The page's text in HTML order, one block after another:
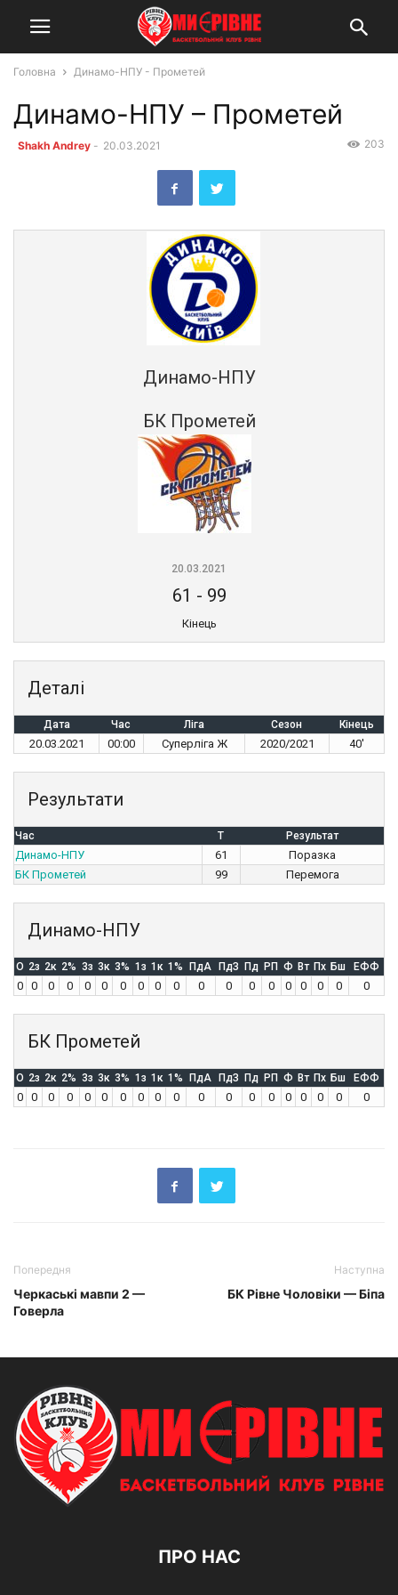
Головна Динамо-НПУ - Прометей
Динамо-НПУ – Прометей
Shakh Andrey - 20.03.2021 203
Динамо-НПУ
БК Прометей
20.03.2021
61 - 99
Кінець
Деталі
Дата Час Ліга Сезон Кінець
20.03.2021 00:00 Суперліга Ж 2020/2021 40'
Результати
Час T Результат
Динамо-НПУ 61
Поразка
БК Прометей
99 Перемога
Динамо-НПУ
O 2з 2к 2% 3з 3к 3% 1з 1к 1% ПдА ПдЗ Пд РП Ф Вт Пх Бш ЕФФ
0 0 0 0 0 0 0 0 0 0 0 0 0 0 0 0 0 0 0
БК Прометей
O 2з 2к 2% 3з 3к 3% 1з 1к 1% ПдА ПдЗ Пд РП Ф Вт Пх Бш ЕФФ
0 0 0 0 0 0 0 0 0 0 0 0 0 0 0 0 0 0 0
Попередня
Черкаські мавпи 2 —
Говерла
Наступна
БК Рівне Чоловіки — Біпа
ПРО НАС